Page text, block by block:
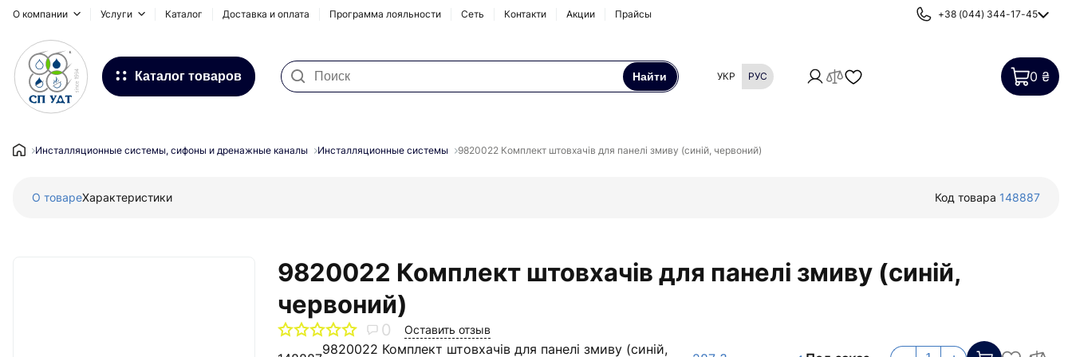
О компании Услуги Каталог Доставка и оплата Программа лояльности Сеть Контакти Акции Прайсы +38 (044) 344-17-45
Каталог товаров
Системы для наружных
Водоснабжение и Отопление
Инсталляционные системы,
сифоны и дренажные каналы
Найти УКР РУС 0 ₴
Инсталляционные системы, сифоны и дренажные каналы Инсталляционные системы 9820022 Комплект штовхачів для панелі змиву (синій, червоний)
О товареХарактеристики Код товара 148887
9820022 Комплект штовхачів для панелі змиву (синій,
червоний)
0 Оставить отзыв
9820022 Комплект штовхачів для панелі змиву (синій,